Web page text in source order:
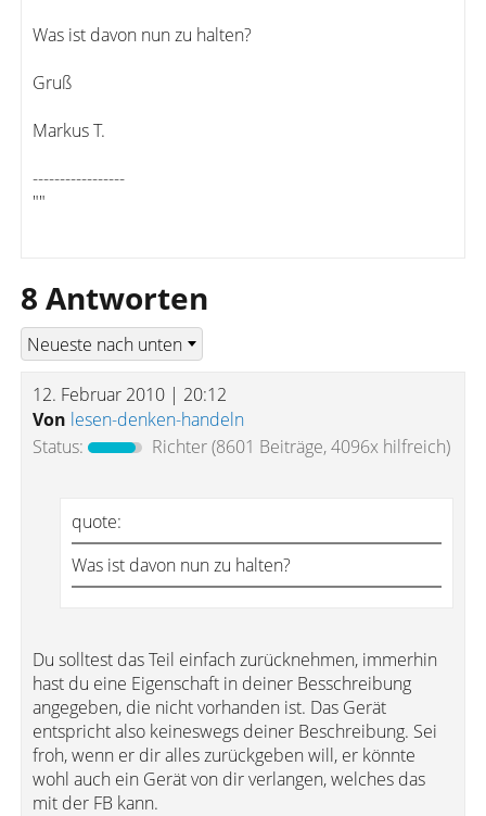
Was ist davon nun zu halten?
Gruß
Markus T.
-----------------
""
8 Antworten
12. Februar 2010 | 20:12
Von lesen-denken-handeln
Status:
Richter(8601 Beiträge, 4096x hilfreich)
quote:
Was ist davon nun zu halten?
Du solltest das Teil einfach zurücknehmen, immerhin
hast du eine Eigenschaft in deiner Besschreibung
angegeben, die nicht vorhanden ist. Das Gerät
entspricht also keineswegs deiner Beschreibung. Sei
froh, wenn er dir alles zurückgeben will, er könnte
wohl auch ein Gerät von dir verlangen, welches das
mit der FB kann.